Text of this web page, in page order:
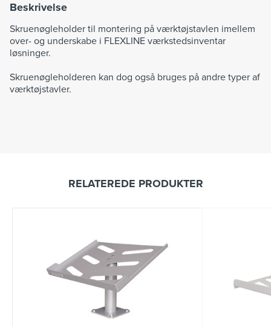
Beskrivelse
Skruenøgleholder til montering på værktøjstavlen imellem
over- og underskabe i FLEXLINE værkstedsinventar
løsninger.
Skruenøgleholderen kan dog også bruges på andre typer af
værktøjstavler.
RELATEREDE PRODUKTER